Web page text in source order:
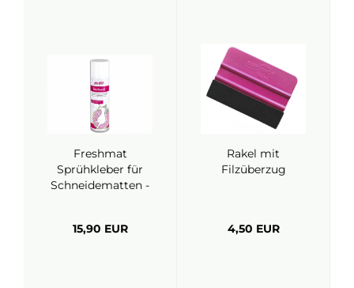
Freshmat
Sprühkleber für
Schneidematten -
15,90 EUR
Rakel mit
Filzüberzug
4,50 EUR